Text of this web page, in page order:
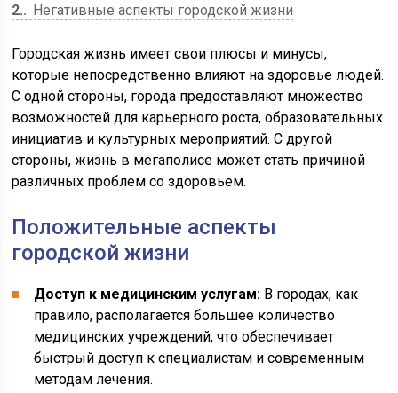
2.
Негативные аспекты городской жизни
Городская жизнь имеет свои плюсы и минусы,
которые непосредственно влияют на здоровье людей.
С одной стороны, города предоставляют множество
возможностей для карьерного роста, образовательных
инициатив и культурных мероприятий. С другой
стороны, жизнь в мегаполисе может стать причиной
различных проблем со здоровьем.
Положительные аспекты
городской жизни
Доступ к медицинским услугам: В городах, как
правило, располагается большее количество
медицинских учреждений, что обеспечивает
быстрый доступ к специалистам и современным
методам лечения.